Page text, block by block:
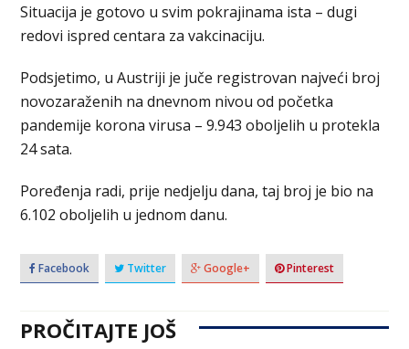
Situacija je gotovo u svim pokrajinama ista – dugi
redovi ispred centara za vakcinaciju.
Podsjetimo, u Austriji je juče registrovan najveći broj
novozaraženih na dnevnom nivou od početka
pandemije korona virusa – 9.943 oboljelih u protekla
24 sata.
Poređenja radi, prije nedjelju dana, taj broj je bio na
6.102 oboljelih u jednom danu.
Facebook Twitter Google+ Pinterest
PROČITAJTE JOŠ